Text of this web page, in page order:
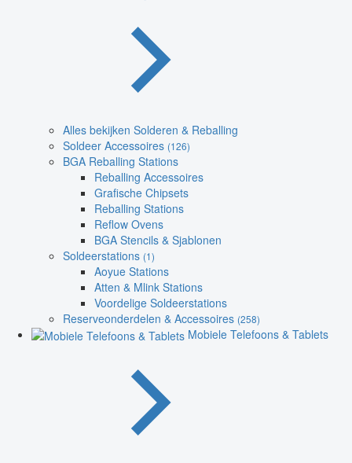
Alles bekijken Solderen & Reballing
Soldeer Accessoires (126)
BGA Reballing Stations
Reballing Accessoires
Grafische Chipsets
Reballing Stations
Reflow Ovens
BGA Stencils & Sjablonen
Soldeerstations (1)
Aoyue Stations
Atten & Mlink Stations
Voordelige Soldeerstations
Reserveonderdelen & Accessoires (258)
Mobiele Telefoons & Tablets